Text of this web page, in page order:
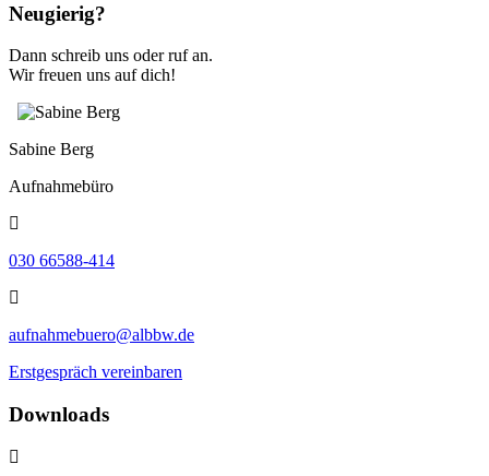
Neugierig?
Dann schreib uns oder ruf an.
Wir freuen uns auf dich!
Sabine Berg
Aufnahmebüro
030 66588-414
aufnahmebuero@albbw.de
Erstgespräch vereinbaren
Downloads